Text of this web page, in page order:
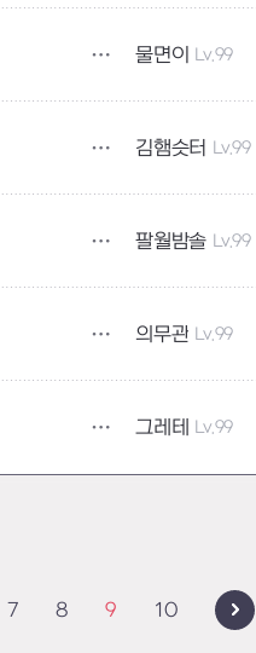
물면이 Lv.99
김햄슷터 Lv.99
팔월밤솔 Lv.99
의무관 Lv.99
그레테 Lv.99
7 8 9 10